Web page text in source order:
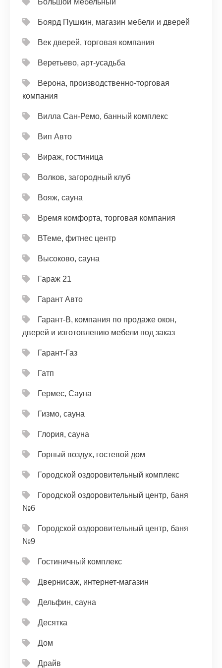
Большой Мебельный
Боярд Пушкин, магазин мебели и дверей
Век дверей, торговая компания
Веретьево, арт-усадьба
Верона, производственно-торговая
компания
Вилла Сан-Ремо, банный комплекс
Вип Авто
Вираж, гостиница
Волков, загородный клуб
Вояж, сауна
Время комфорта, торговая компания
ВТеме, фитнес центр
Высоково, сауна
Гараж 21
Гарант Авто
Гарант-В, компания по продаже окон,
дверей и изготовлению мебели под заказ
Гарант-Газ
Гатп
Гермес, Сауна
Гизмо, сауна
Глория, сауна
Горный воздух, гостевой дом
Городской оздоровительный комплекс
Городской оздоровительный центр, баня
№6
Городской оздоровительный центр, баня
№9
Гостиничный комплекс
Двернисаж, интернет-магазин
Дельфин, сауна
Десятка
Дом
Драйв